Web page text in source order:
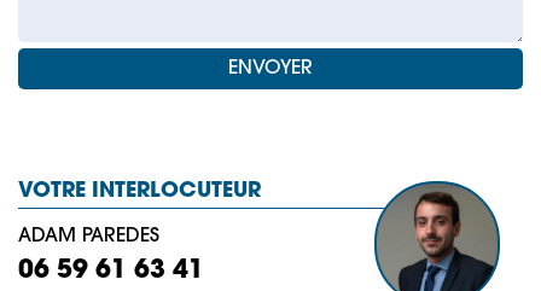
VOTRE INTERLOCUTEUR
ADAM PAREDES
06 59 61 63 41